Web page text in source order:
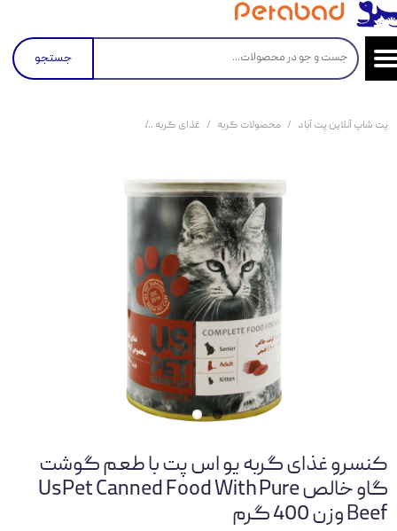
جستجو
پت شاپ آنلاین پت آباد محصولات گربه غذای گربه
کنسرو غذای گربه یو اس پت با طعم گوشت
گاو خالص UsPet Canned Food With Pure
Beef وزن 400 گرم